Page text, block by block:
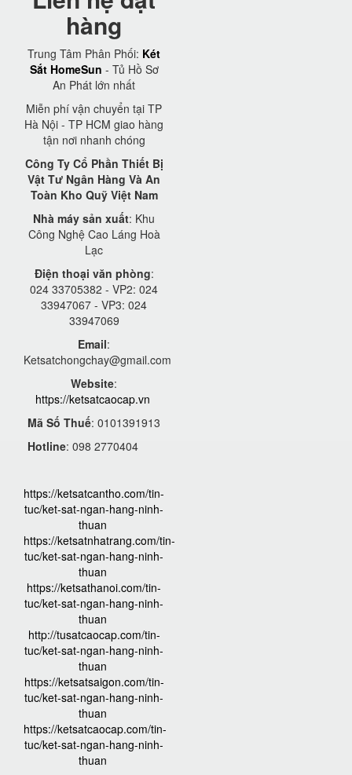
hàng
Trung Tâm Phân Phối: Két
Sắt HomeSun - Tủ Hồ Sơ
An Phát lớn nhất
Miễn phí vận chuyển tại TP
Hà Nội - TP HCM giao hàng
tận nơi nhanh chóng
Công Ty Cổ Phần Thiết Bị
Vật Tư Ngân Hàng Và An
Toàn Kho Quỹ Việt Nam
Nhà máy sản xuất: Khu
Công Nghệ Cao Láng Hoà
Lạc
Điện thoại văn phòng:
024 33705382 - VP2: 024
33947067 - VP3: 024
33947069
Email:
Ketsatchongchay@gmail.com
Website:
https://ketsatcaocap.vn
Mã Số Thuế: 0101391913
Hotline: 098 2770404
https://ketsatcantho.com/tin-
tuc/ket-sat-ngan-hang-ninh-
thuan
https://ketsatnhatrang.com/tin-
tuc/ket-sat-ngan-hang-ninh-
thuan
https://ketsathanoi.com/tin-
tuc/ket-sat-ngan-hang-ninh-
thuan
http://tusatcaocap.com/tin-
tuc/ket-sat-ngan-hang-ninh-
thuan
https://ketsatsaigon.com/tin-
tuc/ket-sat-ngan-hang-ninh-
thuan
https://ketsatcaocap.com/tin-
tuc/ket-sat-ngan-hang-ninh-
thuan